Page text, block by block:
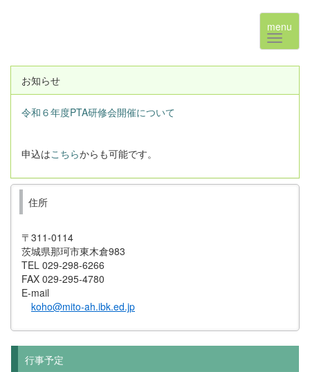
menu
お知らせ
令和６年度PTA研修会開催について
申込はこちらからも可能です。
住所
〒311-0114
茨城県那珂市東木倉983
TEL 029-298-6266
FAX 029-295-4780
E-mail
koho@mito-ah.ibk.ed.jp
行事予定